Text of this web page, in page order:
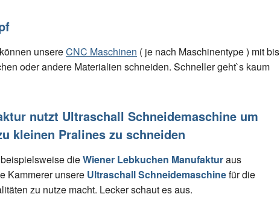
unsereCNC Maschinen ( je nach Maschinentype ) mit bis
oder andere Materialien schneiden. Schneller geht`s kaum
nutzt Ultraschall Schneidemaschine um
kleinen Pralines zu schneiden
dieWiener Lebkuchen Manufakturaus
Kammerer unsere Ultraschall Schneidemaschinefür die
zu nutze macht. Lecker schaut es aus.